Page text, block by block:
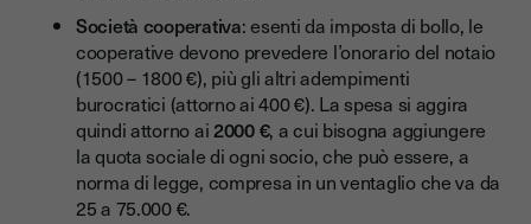
Società cooperativa: esenti da imposta di bollo, le
cooperative devono prevedere l’onorario del notaio
(1500 – 1800 €), più gli altri adempimenti
burocratici (attorno ai 400 €). La spesa si aggira
quindi attorno ai2000 €, a cui bisogna aggiungere
la quota sociale di ogni socio, che può essere, a
norma di legge, compresa in un ventaglio che va da
25 a 75.000 €.